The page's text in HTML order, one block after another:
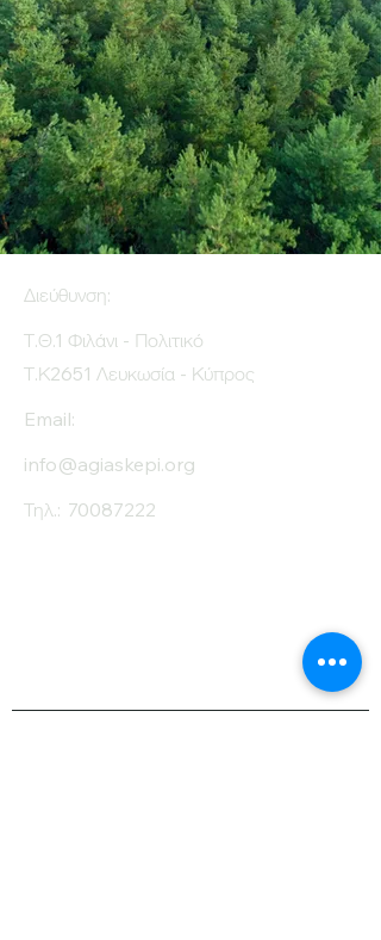
Διεύθυνση:
Τ.Θ.1 Φιλάνι - Πολιτικό
Τ.Κ2651 Λευκωσία - Κύπρος
Email:
info@agiaskepi.org
Τηλ.: 70087222